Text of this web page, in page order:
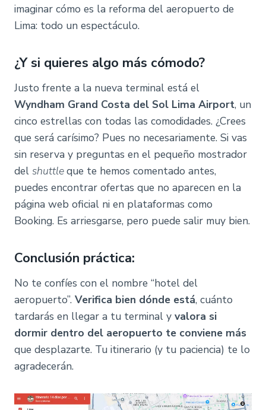
imaginar cómo es la reforma del aeropuerto de
Lima: todo un espectáculo.
¿Y si quieres algo más cómodo?
Justo frente a la nueva terminal está el
Wyndham Grand Costa del Sol Lima Airport, un
cinco estrellas con todas las comodidades. ¿Crees
que será carísimo? Pues no necesariamente. Si vas
sin reserva y preguntas en el pequeño mostrador
del shuttleque te hemos comentado antes,
puedes encontrar ofertas que no aparecen en la
página web oficial ni en plataformas como
Booking. Es arriesgarse, pero puede salir muy bien.
Conclusión práctica:
No te confíes con el nombre “hotel del
aeropuerto”. Verifica bien dónde está, cuánto
tardarás en llegar a tu terminal y valora si
dormir dentro del aeropuerto te conviene más
que desplazarte. Tu itinerario (y tu paciencia) te lo
agradecerán.